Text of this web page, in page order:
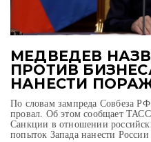
МЕДВЕДЕВ
ПРОТИВ
НАНЕСТИ
По словам зампреда Совбеза
провал. Об этом сообщает
Санкции в отношении
попыток Запада нанести